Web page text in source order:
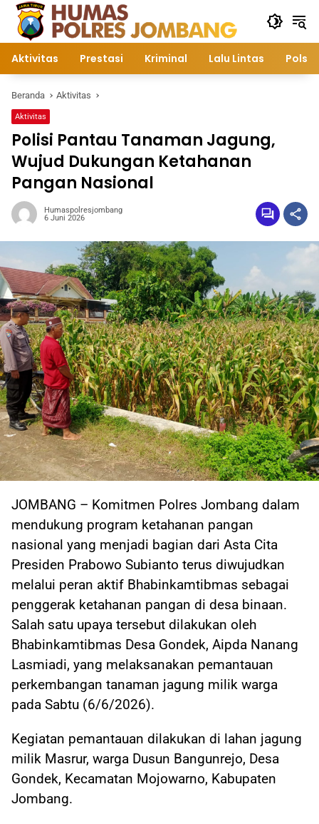
Langsung
konten
Aktivitas Prestasi Kriminal Lalu Lintas
Beranda Aktivitas
Aktivitas
Polisi Pantau Tanaman Jagung,
Wujud Dukungan Ketahanan
Pangan Nasional
Humaspolresjombang
6 Juni 2026
JOMBANG – Komitmen Polres Jombang dalam
mendukung program ketahanan pangan
nasional yang menjadi bagian dari Asta Cita
Presiden Prabowo Subianto terus diwujudkan
melalui peran aktif Bhabinkamtibmas sebagai
penggerak ketahanan pangan di desa binaan.
Salah satu upaya tersebut dilakukan oleh
Bhabinkamtibmas Desa Gondek, Aipda Nanang
Lasmiadi, yang melaksanakan pemantauan
perkembangan tanaman jagung milik warga
pada Sabtu (6/6/2026).
Kegiatan pemantauan dilakukan di lahan jagung
milik Masrur, warga Dusun Bangunrejo, Desa
Gondek, Kecamatan Mojowarno, Kabupaten
Jombang.